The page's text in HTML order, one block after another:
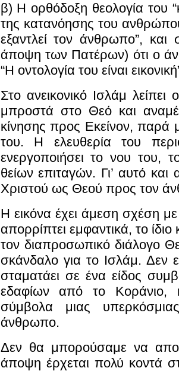
β) Η ορθόδοξη θεολογία του
της κατανόησης του
εξαντλεί τον άνθρωπο”,
άποψη των Πατέρων) ότι ο
“Η οντολογία του είναι
Στο ανεικονικό Ισλάμ
μπροστά στο Θεό και
κίνησης προς Εκείνον, παρά
του. Η ελευθερία του
ενεργοποιήσει το νου του,
θείων επιταγών. Γι’ αυτό
Χριστού ως Θεού προς τον
Η εικόνα έχει άμεση σχέση
απορρίπτει εμφαντικά, το
τον διαπροσωπικό διάλογο
σκάνδαλο για το Ισλάμ. Δεν
σταματάει σε ένα είδος
εδαφίων από το
σύμβολα μιας
άνθρωπο.
Δεν θα μπορούσαμε να
άποψη έρχεται πολύ κοντά